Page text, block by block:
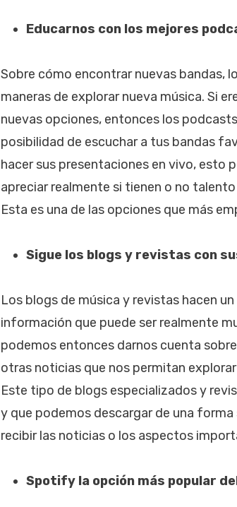
Educarnos con los mejores
Sobre cómo encontrar nuevas bandas,
maneras de explorar nueva música. Si
nuevas opciones, entonces los
posibilidad de escuchar a tus bandas
hacer sus presentaciones en vivo, esto
apreciar realmente si tienen o no
Esta es una de las opciones que más
Sigue los blogs y revistas con
Los blogs de música y revistas hacen
información que puede ser realmente
podemos entonces darnos cuenta
otras noticias que nos permitan
Este tipo de blogs especializados y
y que podemos descargar de una
recibir las noticias o los aspectos
Spotify la opción más popular